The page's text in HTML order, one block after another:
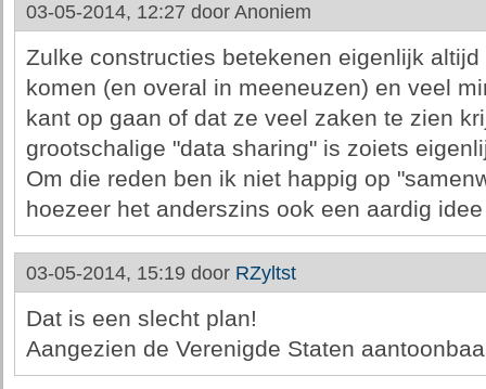
03-05-2014, 12:27 door Anoniem
Zulke constructies betekenen eigenlijk
komen (en overal in meeneuzen) en veel
kant op gaan of dat ze veel zaken te zien
grootschalige "data sharing" is zoiets
Om die reden ben ik niet happig op
hoezeer het anderszins ook een aardig
03-05-2014, 15:19 door RZyltst
Dat is een slecht plan!
Aangezien de Verenigde Staten